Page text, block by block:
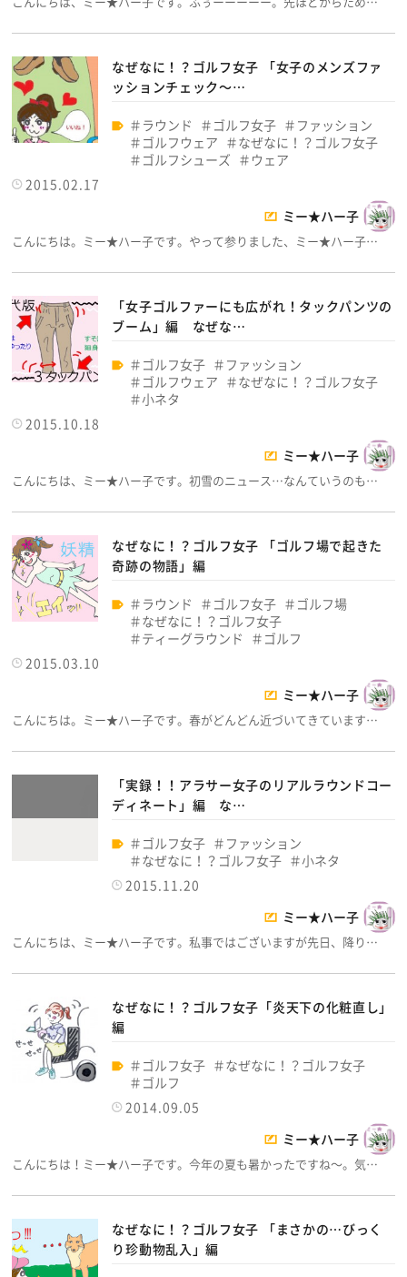
なぜなに！？ゴルフ女子 「女子のメンズファ
ッションチェック～…
ラウンド ゴルフ女子
ファッション
ゴルフウェア
なぜなに！？ゴルフ女子
ゴルフシューズ
ウェア
2015.02.17
ミー★ハー子
こんにちは。ミー★ハー子です。やって参りました、ミー★ハー子…
「女子ゴルファーにも広がれ！タックパンツの
ブーム」編 なぜな…
ゴルフ女子
ファッション
ゴルフウェア
なぜなに！？ゴルフ女子
小ネタ
2015.10.18
ミー★ハー子
こんにちは、ミー★ハー子です。初雪のニュース…なんていうのも…
なぜなに！？ゴルフ女子 「ゴルフ場で起きた
奇跡の物語」編
ラウンド ゴルフ女子
ゴルフ場
なぜなに！？ゴルフ女子
ティーグラウンド
ゴルフ
2015.03.10
ミー★ハー子
こんにちは。ミー★ハー子です。春がどんどん近づいてきています…
「実録！！アラサー女子のリアルラウンドコー
ディネート」編 な…
ゴルフ女子
ファッション
なぜなに！？ゴルフ女子
小ネタ
2015.11.20
ミー★ハー子
こんにちは、ミー★ハー子です。私事ではございますが先日、降り…
なぜなに！？ゴルフ女子「炎天下の化粧直し」
編
ゴルフ女子
なぜなに！？ゴルフ女子
ゴルフ
2014.09.05
ミー★ハー子
こんにちは！ミー★ハー子です。今年の夏も暑かったですね～。気…
なぜなに！？ゴルフ女子 「まさかの…びっく
り珍動物乱入」編